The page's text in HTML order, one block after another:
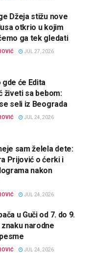
Džeja stižu nove
otkrio u kojim
ga tek gledati
JUL 27, 2026
će Edita
živeti sa bebom:
seli iz Beograda
JUL 24, 2026
sam želela dete:
Prijović o ćerki i
nakon
JUL 24, 2026
u Guči od 7. do 9.
narodne
JUL 24, 2026